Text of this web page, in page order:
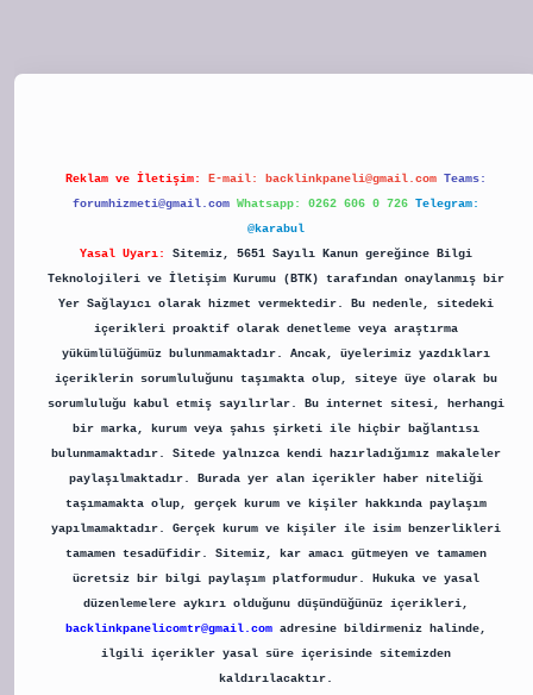
Reklam ve İletişim: E-mail: backlinkpaneli@gmail.com Teams:
forumhizmeti@gmail.com Whatsapp: 0262 606 0 726 Telegram:
@karabul
Yasal Uyarı:
Sitemiz, 5651 Sayılı Kanun gereğince Bilgi
Teknolojileri ve İletişim Kurumu (BTK) tarafından onaylanmış bir
Yer Sağlayıcı olarak hizmet vermektedir. Bu nedenle, sitedeki
içerikleri proaktif olarak denetleme veya araştırma
yükümlülüğümüz bulunmamaktadır. Ancak, üyelerimiz yazdıkları
içeriklerin sorumluluğunu taşımakta olup, siteye üye olarak bu
sorumluluğu kabul etmiş sayılırlar. Bu internet sitesi, herhangi
bir marka, kurum veya şahıs şirketi ile hiçbir bağlantısı
bulunmamaktadır. Sitede yalnızca kendi hazırladığımız makaleler
paylaşılmaktadır. Burada yer alan içerikler haber niteliği
taşımamakta olup, gerçek kurum ve kişiler hakkında paylaşım
yapılmamaktadır. Gerçek kurum ve kişiler ile isim benzerlikleri
tamamen tesadüfidir. Sitemiz, kar amacı gütmeyen ve tamamen
ücretsiz bir bilgi paylaşım platformudur. Hukuka ve yasal
düzenlemelere aykırı olduğunu düşündüğünüz içerikleri,
backlinkpanelicomtr@gmail.com adresine bildirmeniz halinde,
ilgili içerikler yasal süre içerisinde sitemizden
kaldırılacaktır.